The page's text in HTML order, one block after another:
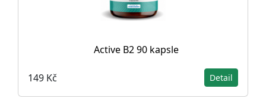
Active B2 90 kapsle
149 Kč Detail